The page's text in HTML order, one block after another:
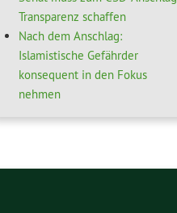
Transparenz schaffen
Nach dem Anschlag:
Islamistische Gefährder
konsequent in den Fokus
nehmen